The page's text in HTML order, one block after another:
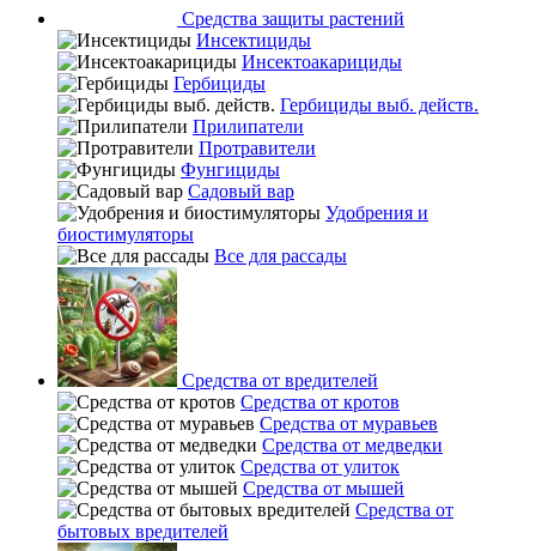
Средства защиты растений
Инсектициды
Инсектоакарициды
Гербициды
Гербициды выб. действ.
Прилипатели
Протравители
Фунгициды
Садовый вар
Удобрения и
биостимуляторы
Все для рассады
Средства от вредителей
Средства от кротов
Средства от муравьев
Средства от медведки
Средства от улиток
Средства от мышей
Средства от
бытовых вредителей